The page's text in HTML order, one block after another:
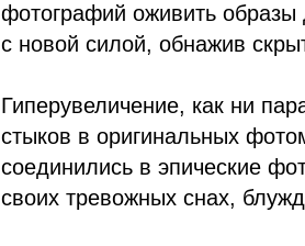
фотографий оживить образы
с новой силой, обнажив
Гиперувеличение, как ни
стыков в оригинальных
соединились в эпические
своих тревожных снах,